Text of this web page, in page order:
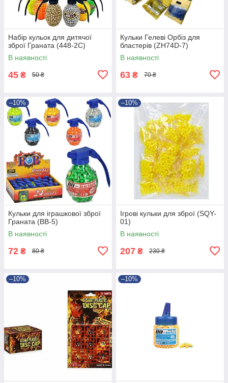
Набір кульок для дитячої
зброї Граната (448-2C)
В наявності
45 ₴ 50 ₴
Кульки Гелеві Орбіз для
бластерів (ZH74D-7)
В наявності
63 ₴ 70 ₴
–10%
Кульки для іграшкової зброї
Граната (BB-5)
В наявності
72 ₴ 80 ₴
–10%
Ігрові кульки для зброї (SQY-
01)
В наявності
207 ₴ 230 ₴
–10% –10%